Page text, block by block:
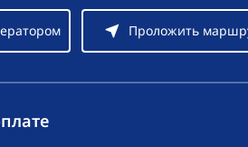
Проложить